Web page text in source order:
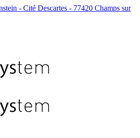
- Cité Descartes - 77420 Champs sur